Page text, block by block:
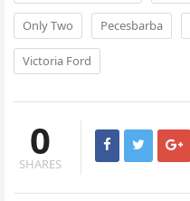
Only Two Pecesbarba
Victoria Ford
0
SHARES